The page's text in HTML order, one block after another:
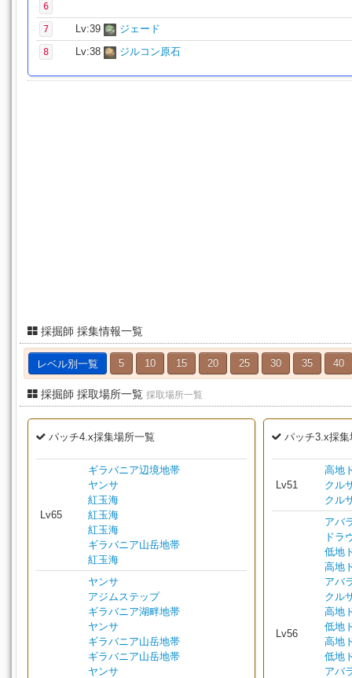
6
7 Lv:39 ジェード
8 Lv:38 ジルコン原石
採掘師 採集情報一覧
レベル別一覧 5 10 15 20 25 30 35 40
採掘師 採取場所一覧 採取場所一覧
パッチ4.x採集場所一覧
Lv65
ギラバニア辺境地帯
ヤンサ
紅玉海
紅玉海
紅玉海
ギラバニア山岳地帯
紅玉海
ヤンサ
アジムステップ
ギラバニア湖畔地帯
ヤンサ
ギラバニア山岳地帯
ギラバニア山岳地帯
ヤンサ
パッチ3.x採
Lv51
高地
クル
クル
Lv56
アバ
ドラ
低地
高地
アバ
クル
高地
低地
高地
低地
アバ